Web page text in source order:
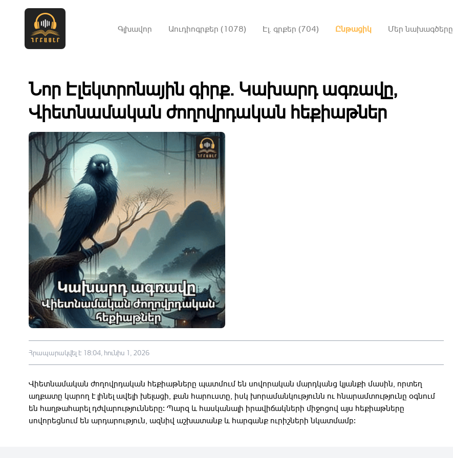
Գլխավոր Աուդիոգրքեր (1078) Էլ. գրքեր (704) Ընթացիկ Մեր նախագծերը
Նոր Էլեկտրոնային գիրք․ Կախարդ ագռավը,
Վիետնամական ժողովրդական հեքիաթներ
Հրապարակվել է 18:04, հունիս 1, 2026
Վիետնամական ժողովրդական հեքիաթները պատմում են սովորական մարդկանց կյանքի մասին, որտեղ
աղքատը կարող է լինել ավելի խելացի, քան հարուստը, իսկ խորամանկությունն ու հնարամտությունը օգնում
են հաղթահարել դժվարությունները։ Պարզ և հասկանալի իրավիճակների միջոցով այս հեքիաթները
սովորեցնում են արդարություն, ազնիվ աշխատանք և հարգանք ուրիշների նկատմամբ։